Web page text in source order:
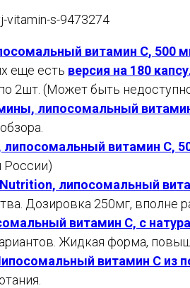
витамин С, 500
еще есть версия на 180
2шт. (Может быть
липосомальный
липосомальный витамин C,
России)
липосомальный
Дозировка 250мг, вполне
витамин C, с
Жидкая форма,
витамин C из